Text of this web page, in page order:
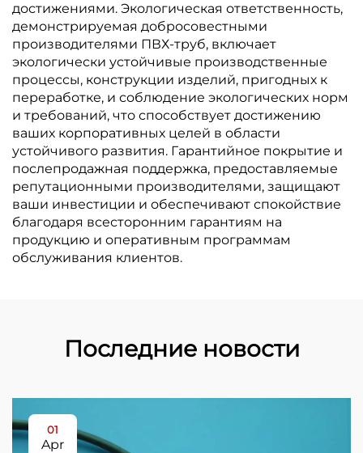
достижениями. Экологическая ответственность,
демонстрируемая добросовестными
производителями ПВХ-труб, включает
экологически устойчивые производственные
процессы, конструкции изделий, пригодных к
переработке, и соблюдение экологических норм
и требований, что способствует достижению
ваших корпоративных целей в области
устойчивого развития. Гарантийное покрытие и
послепродажная поддержка, предоставляемые
репутационными производителями, защищают
ваши инвестиции и обеспечивают спокойствие
благодаря всесторонним гарантиям на
продукцию и оперативным программам
обслуживания клиентов.
Последние новости
01
Apr